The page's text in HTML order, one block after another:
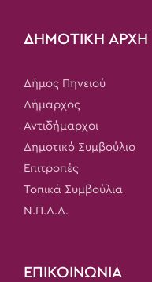
ΔΗΜΟΤΙΚΗ ΑΡΧΗ
Δήμος Πηνειού
Δήμαρχος
Αντιδήμαρχοι
Δημοτικό Συμβούλιο
Επιτροπές
Τοπικά Συμβούλια
Ν.Π.Δ.Δ.
ΕΠΙΚΟΙΝΩΝΙΑ